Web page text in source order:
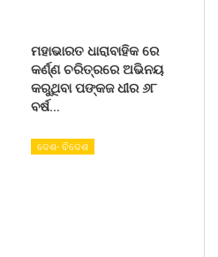
ମହାଭାରତ ଧାରାବାହିକ ରେ
କର୍ଣ୍ଣ ଚରିତ୍ରରେ ଅଭିନୟ
କରୁଥିବା ପଙ୍କଜ ଧୀର ୬୮
ବର୍ଷ…
ଦେଶ- ବିଦେଶ